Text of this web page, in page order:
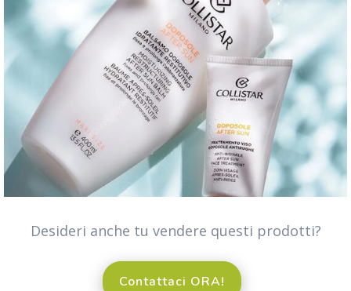
Desideri anche tu vendere questi prodotti?
Contattaci ORA!